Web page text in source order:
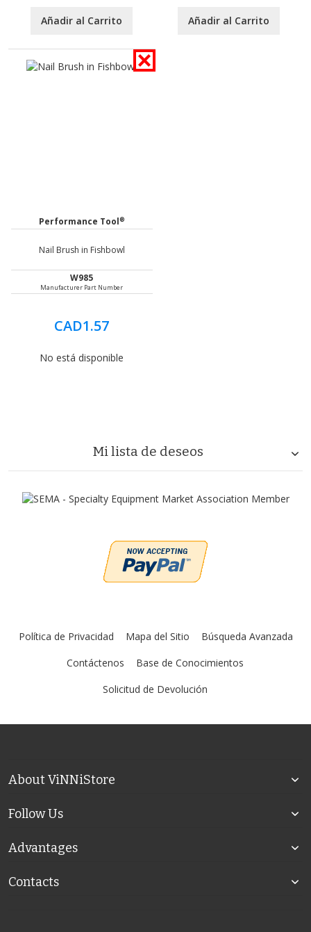
Añadir al Carrito Añadir al Carrito
Performance Tool®
Nail Brush in Fishbowl
W985
Manufacturer Part Number
CAD1.57
No está disponible
Mi lista de deseos
Política de Privacidad Mapa del Sitio
Búsqueda Avanzada
Contáctenos
Base de Conocimientos
Solicitud de Devolución
About ViNNiStore
Follow Us
Advantages
Contacts